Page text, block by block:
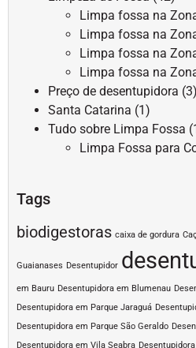
Limpa fossa na
Limpa fossa na
Limpa fossa na
Limpa fossa na
Preço de desentupidora (3)
Santa Catarina (1)
Tudo sobre Limpa Fossa
Limpa Fossa para
Tags
biodigestoras caixa de gordura
Guaianases Desentupidor
em Bauru Desentupidora em Blumenau
Desentupidora em Parque Jaraguá
Desentupidora em Parque São Geraldo
Desentupidora em Vila Seabra